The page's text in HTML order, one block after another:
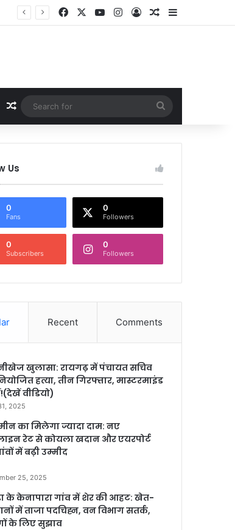
FacebookYouTubeInstagram
Log InRandom Article
Sidebar
Random Article
for
Us
0
Fans
0
Followers
0
Subscribers
0
Followers
Recent Comments
खुलासा: रायगढ़ में पंचायत सचिव
हत्या, तीन गिरफ्तार, मास्टरमाइंड
वीडियो)
2025
का मिलेगा ज्यादा दाम: नए
रेट से कोयला खदान और एयरपोर्ट
में बढ़ी उम्मीद
25, 2025
के केनापारा गांव में शेर की आहट: खेत-
में ताजा पदचिह्न, वन विभाग सतर्क,
के लिए सुझाव